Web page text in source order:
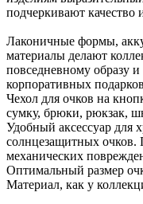
подчеркивают качество
Лаконичные формы,
материалы делают
повседневному образу
корпоративных
Чехол для очков на
сумку, брюки, рюкзак,
Удобный аксессуар для
солнцезащитных очков.
механических
Оптимальный размер
Материал, как у